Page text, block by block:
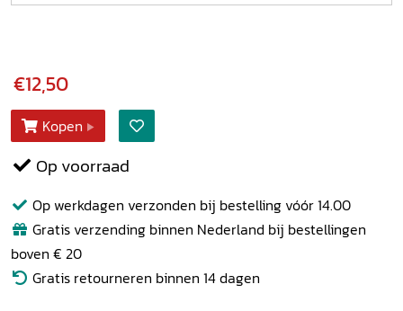
€12,50
Kopen
Op voorraad
Op werkdagen verzonden bij bestelling vóór 14.00
Gratis verzending binnen Nederland bij bestellingen
boven € 20
Gratis retourneren binnen 14 dagen